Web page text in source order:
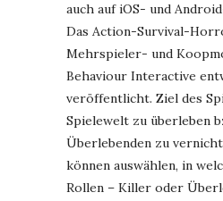
auch auf iOS- und
Das Action-Survival-
Mehrspieler- und
Behaviour Interactive
veröffentlicht. Ziel des
Spielewelt zu überleben
Überlebenden zu
können auswählen, in
Rollen – Killer oder